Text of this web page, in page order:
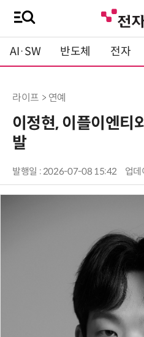
AI·SW 반도체 전자
라이프 > 연예
이정현, 이플이엔티
발
발행일 : 2026-07-08 15:42 업